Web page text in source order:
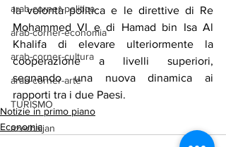
arab-corner-politica
arab-corner-economia
arab-corner-cultura
arab-corner-arte
TURISMO
azerbaijan
la volontà politica e le direttive di Re
Mohammed VI e di Hamad bin Isa Al
Khalifa di elevare ulteriormente la
cooperazione a livelli superiori,
segnando una nuova dinamica ai
rapporti tra i due Paesi.
Notizie in primo piano
Economia